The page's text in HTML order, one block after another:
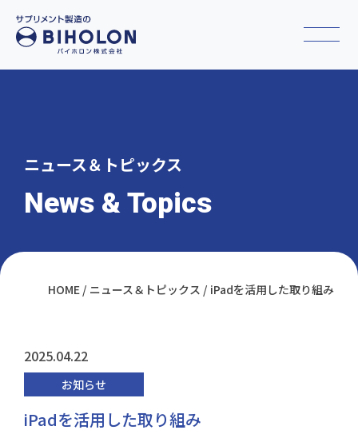
ニュース＆トピックス
News & Topics
HOME ニュース＆トピックス iPadを活用した取り組み
2025.04.22
お知らせ
iPadを活用した取り組み